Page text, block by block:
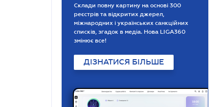
Склади повну картину на основі 300
реєстрів та відкритих джерел,
міжнародних і українських санкційних
списків, згадок в медіа. Нова LIGA360
змінює все!
ДІЗНАТИСЯ БІЛЬШЕ